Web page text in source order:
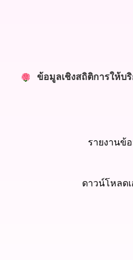
ข้อมูลเชิงสถิติการให้บ
รายงานข้
ดาวน์โหลด